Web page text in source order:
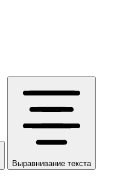
Выравнивание текста